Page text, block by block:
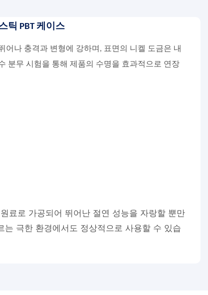
틱 PBT 케이스
어나 충격과 변형에 강하며, 표면의 니켈 도금은 내
분무 시험을 통해 제품의 수명을 효과적으로 연장
료로 가공되어 뛰어난 절연 성능을 자랑할 뿐만
극한 환경에서도 정상적으로 사용할 수 있습